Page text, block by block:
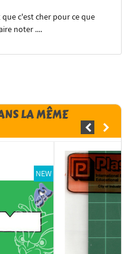
c'est cher pour ce que
noter ....
LA MÊME
NEW